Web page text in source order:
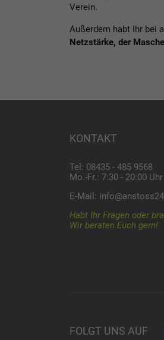
Verein.
Außerdem habt Ihr bei
Netzstärke, der
KONTAKT
Tel: 08435 - 485 9568
Mo.-Fr.: 7:30 - 20:00 Uhr
E-Mail:
Habt Ihr Fragen oder
Wir beraten Euch gern!
FOLGT UNS AUF